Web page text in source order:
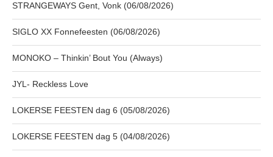
STRANGEWAYS Gent, Vonk (06/08/2026)
SIGLO XX Fonnefeesten (06/08/2026)
MONOKO – Thinkin’ Bout You (Always)
JYL- Reckless Love
LOKERSE FEESTEN dag 6 (05/08/2026)
LOKERSE FEESTEN dag 5 (04/08/2026)